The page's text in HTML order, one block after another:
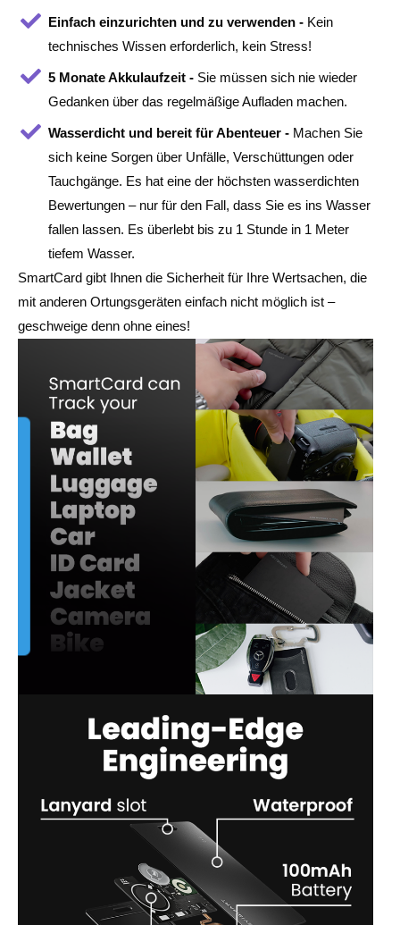
Einfach einzurichten und zu verwenden -Kein
technisches Wissen erforderlich, kein Stress!
5 Monate Akkulaufzeit -Sie müssen sich nie wieder
Gedanken über das regelmäßige Aufladen machen.
Wasserdicht und bereit für Abenteuer -Machen Sie
sich keine Sorgen über Unfälle, Verschüttungen oder
Tauchgänge. Es hat eine der höchsten wasserdichten
Bewertungen – nur für den Fall, dass Sie es ins Wasser
fallen lassen. Es überlebt bis zu 1 Stunde in 1 Meter
tiefem Wasser.
SmartCard gibt Ihnen die Sicherheit für Ihre Wertsachen, die
mit anderen Ortungsgeräten einfach nicht möglich ist –
geschweige denn ohne eines!